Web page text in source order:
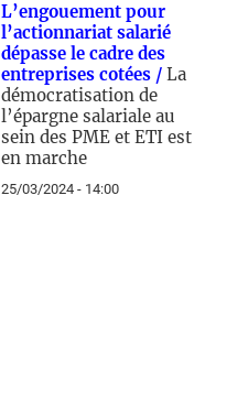
L’engouement pour
l’actionnariat salarié
dépasse le cadre des
entreprises cotées / La
démocratisation de
l’épargne salariale au
sein des PME et ETI est
en marche
25/03/2024 - 14:00